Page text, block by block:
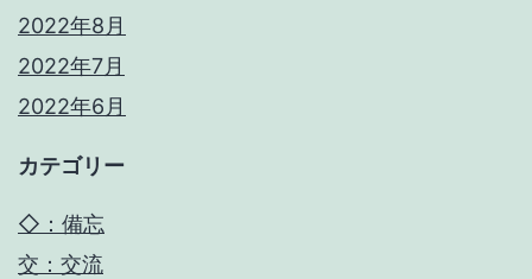
2022年8月
2022年7月
2022年6月
カテゴリー
◇：備忘
交：交流